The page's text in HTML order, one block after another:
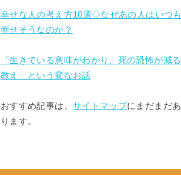
幸せな人の考え方10選◇なぜあの人はいつも
幸せそうなのか？
「生きている意味がわかり、死の恐怖が減る
教え」という変なお話
おすすめ記事は、 サイトマップにまだまだあ
ります。